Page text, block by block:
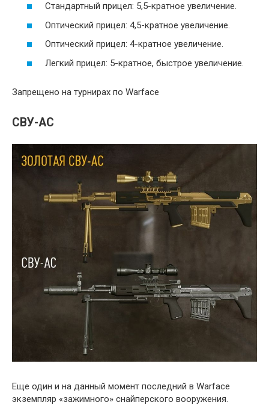
Стандартный прицел: 5,5-кратное увеличение.
Оптический прицел: 4,5-кратное увеличение.
Оптический прицел: 4-кратное увеличение.
Легкий прицел: 5-кратное, быстрое увеличение.
Запрещено на турнирах по Warface
СВУ-АС
Еще один и на данный момент последний в Warface
экземпляр «зажимного» снайперского вооружения.